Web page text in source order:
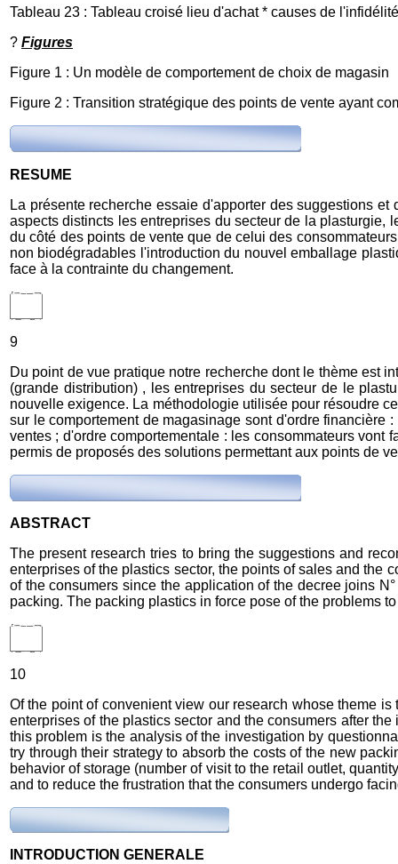
Tableau 23 : Tableau croisé lieu d'achat * causes de
? Figures
Figure 1 : Un modèle de comportement de choix de magasin
Figure 2 : Transition stratégique des points de vente ayant
RESUME
La présente recherche essaie d'apporter des suggestions
aspects distincts les entreprises du secteur de la plasturgie,
du côté des points de vente que de celui des
non biodégradables l'introduction du nouvel emballage
face à la contrainte du changement.
9
Du point de vue pratique notre recherche dont le thème est
(grande distribution) , les entreprises du secteur de le
nouvelle exigence. La méthodologie utilisée pour résoudre
sur le comportement de magasinage sont d'ordre
ventes ; d'ordre comportementale : les consommateurs
permis de proposés des solutions permettant aux points de
ABSTRACT
The present research tries to bring the suggestions and
enterprises of the plastics sector, the points of sales and the
of the consumers since the application of the decree joins
packing. The packing plastics in force pose of the problems
10
Of the point of convenient view our research whose theme
enterprises of the plastics sector and the consumers after
this problem is the analysis of the investigation by
try through their strategy to absorb the costs of the new
behavior of storage (number of visit to the retail outlet,
and to reduce the frustration that the consumers undergo
INTRODUCTION GENERALE